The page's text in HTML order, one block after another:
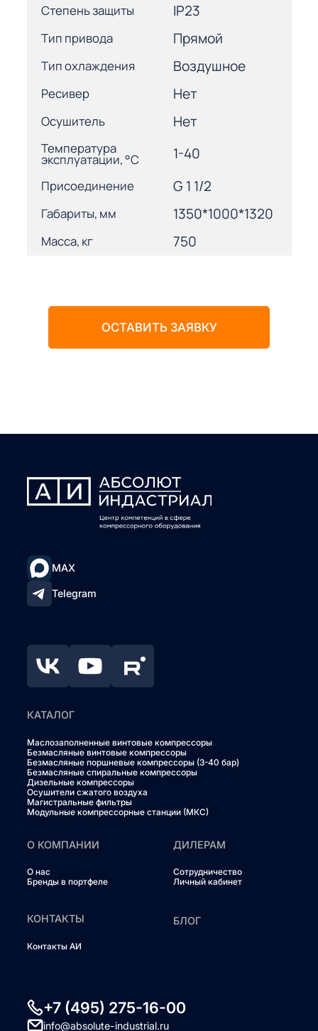
Степень защиты IP23
Тип привода Прямой
Тип охлаждения Воздушное
Ресивер Нет
Осушитель Нет
Температура
эксплуатации, °С 1-40
Присоединение G 1 1/2
Габариты, мм 1350*1000*1320
Масса, кг 750
ОСТАВИТЬ ЗАЯВКУ
MAX
Telegram
КАТАЛОГ
Маслозаполненные винтовые компрессоры
Безмасляные винтовые компрессоры
Безмасляные поршневые компрессоры (3-40 бар)
Безмасляные спиральные компрессоры
Дизельные компрессоры
Осушители сжатого воздуха
Магистральные фильтры
Модульные компрессорные станции (МКС)
О КОМПАНИИ
О нас
Бренды в портфеле
ДИЛЕРАМ
Сотрудничество
Личный кабинет
КОНТАКТЫ
Контакты АИ
БЛОГ
+7 (495) 275-16-00
info@absolute-industrial.ru